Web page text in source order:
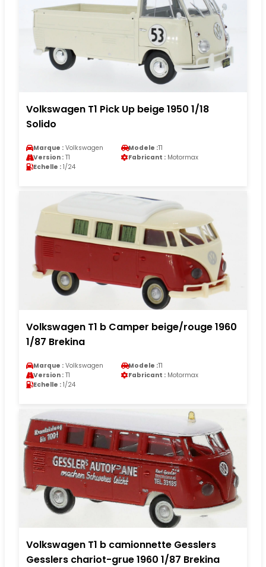
Volkswagen T1 Pick Up beige 1950 1/18
Solido
Marque : Volkswagen Modele :T1
Version : T1 Fabricant : Motormax
Echelle : 1/24
Volkswagen T1 b Camper beige/rouge 1960
1/87 Brekina
Marque : Volkswagen Modele :T1
Version : T1 Fabricant : Motormax
Echelle : 1/24
Volkswagen T1 b camionnette Gesslers
Gesslers chariot-grue 1960 1/87 Brekina